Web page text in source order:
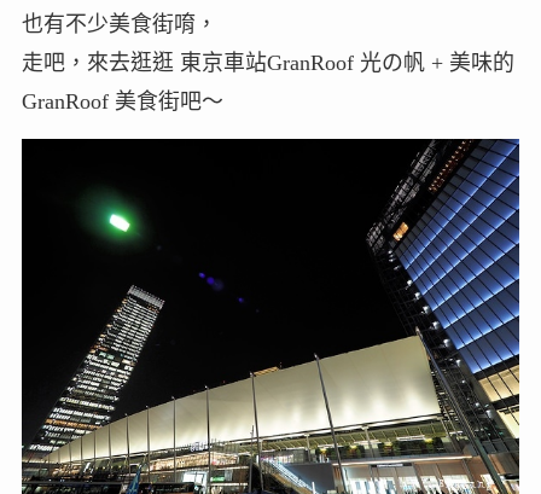
也有不少美食街唷，
走吧，來去逛逛 東京車站GranRoof 光の帆 + 美味的
GranRoof 美食街吧～